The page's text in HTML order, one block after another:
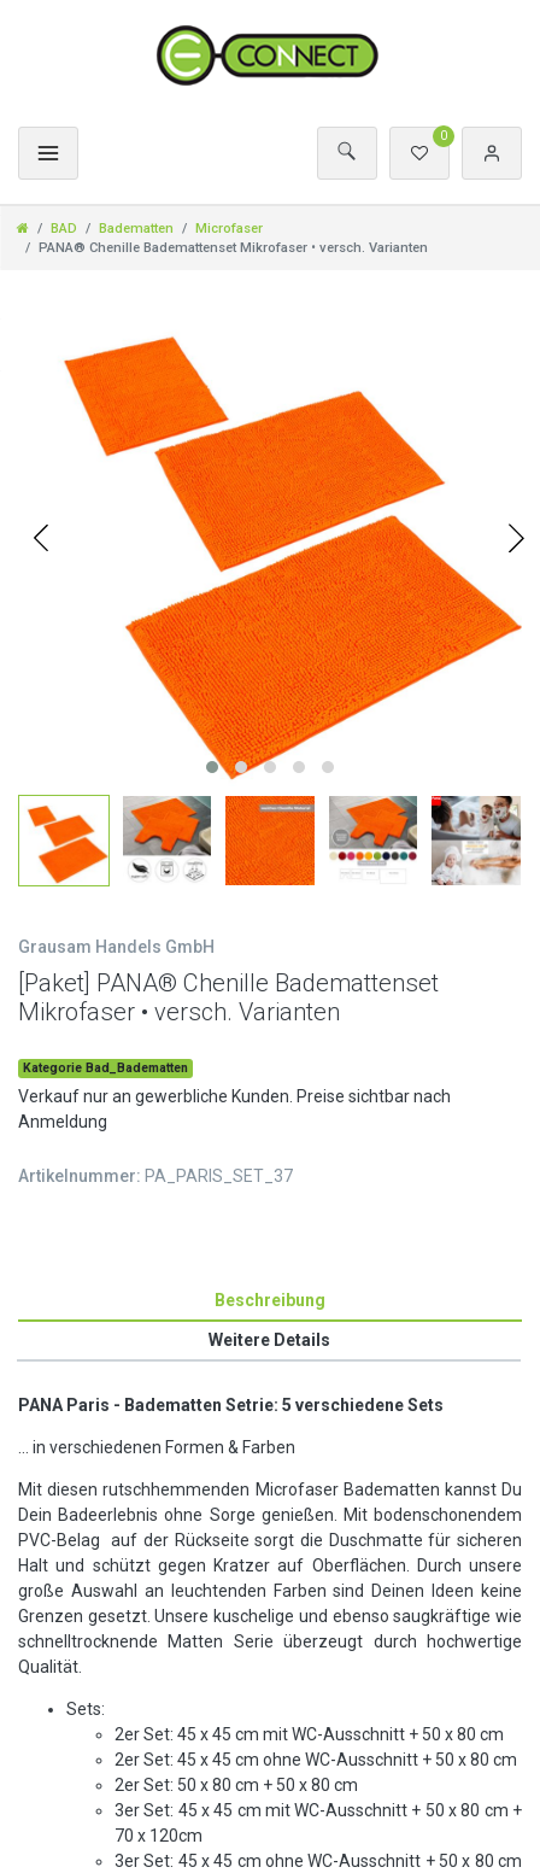
0
BAD Badematten
Microfaser
PANA® Chenille Bademattenset Mikrofaser • versch. Varianten
Grausam Handels GmbH
[Paket] PANA® Chenille Bademattenset
Mikrofaser • versch. Varianten
Kategorie Bad_Badematten
Verkauf nur an gewerbliche Kunden. Preise sichtbar nach
Anmeldung
Artikelnummer: PA_PARIS_SET_37
Beschreibung
Weitere Details
PANA Paris - Badematten Setrie: 5 verschiedene Sets
... in verschiedenen Formen & Farben
Mit diesen rutschhemmenden Microfaser Badematten kannst Du
Dein Badeerlebnis ohne Sorge genießen. Mit bodenschonendem
PVC-Belag auf der Rückseite sorgt die Duschmatte für sicheren
Halt und schützt gegen Kratzer auf Oberflächen. Durch unsere
große Auswahl an leuchtenden Farben sind Deinen Ideen keine
Grenzen gesetzt. Unsere kuschelige und ebenso saugkräftige wie
schnelltrocknende Matten Serie überzeugt durch hochwertige
Qualität.
Sets:
2er Set: 45 x 45 cm mit WC-Ausschnitt + 50 x 80 cm
2er Set: 45 x 45 cm ohne WC-Ausschnitt + 50 x 80 cm
2er Set: 50 x 80 cm + 50 x 80 cm
3er Set: 45 x 45 cm mit WC-Ausschnitt + 50 x 80 cm +
70 x 120cm
3er Set: 45 x 45 cm ohne WC-Ausschnitt + 50 x 80 cm